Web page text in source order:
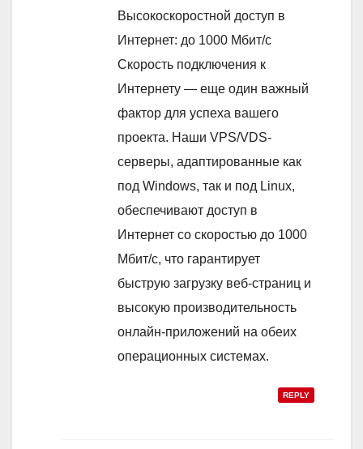
Высокоскоростной доступ в
Интернет: до 1000 Мбит/с
Скорость подключения к
Интернету — еще один важный
фактор для успеха вашего
проекта. Наши VPS/VDS-
серверы, адаптированные как
под Windows, так и под Linux,
обеспечивают доступ в
Интернет со скоростью до 1000
Мбит/с, что гарантирует
быструю загрузку веб-страниц и
высокую производительность
онлайн-приложений на обеих
операционных системах.
REPLY